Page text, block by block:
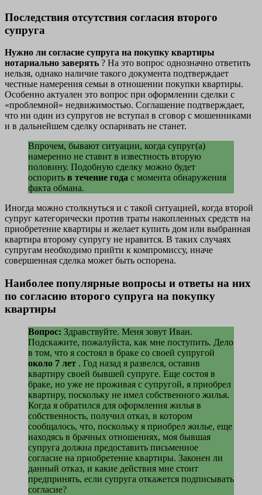
Последствия отсутствия согласия второго
супруга
Нужно ли согласие супруга на покупку квартиры
нотариально заверять ? На это вопрос однозначно ответить
нельзя, однако наличие такого документа подтверждает
честные намерения семьи в отношении покупки квартиры.
Особенно актуален это вопрос при оформлении сделки с
«проблемной» недвижимостью. Соглашение подтверждает,
что ни один из супругов не вступал в сговор с мошенниками
и в дальнейшем сделку оспаривать не станет.
Впрочем, бывают ситуации, когда супруг(а)
намеренно не ставит в известность вторую
половину. Подобную сделку можно будет
оспорить в течение года с момента обнаружения
факта обмана.
Иногда можно столкнуться и с такой ситуацией, когда второй
супруг категорически против траты накопленных средств на
приобретение квартиры и желает купить дом или выбранная
квартира второму супругу не нравится. В таких случаях
супругам необходимо прийти к компромиссу, иначе
совершенная сделка может быть оспорена.
Наиболее популярные вопросы и ответы на них
по согласию второго супруга на покупку
квартиры
Вопрос: Здравствуйте. Меня зовут Иван.
Подскажите, пожалуйста, как мне поступить. Дело
в том, что я состоял в браке со своей супругой
около 7 лет . Год назад я развелся, оставив
квартиру своей бывшей супруге. Еще состоя в
браке, но уже не проживая с супругой, я приобрел
квартиру, поскольку не имел собственного жилья.
Когда я обратился для оформления жилья в
собственность, получил отказ, в котором
сообщалось, что, поскольку я приобрел жилье, еще
находясь в брачных отношениях, моя бывшая
супруга должна предоставить письменное
согласие на приобретение квартиры. Законен ли
данный отказ, и какие действия мне стоит
предпринять, если супруга откажется подписывать
согласие?